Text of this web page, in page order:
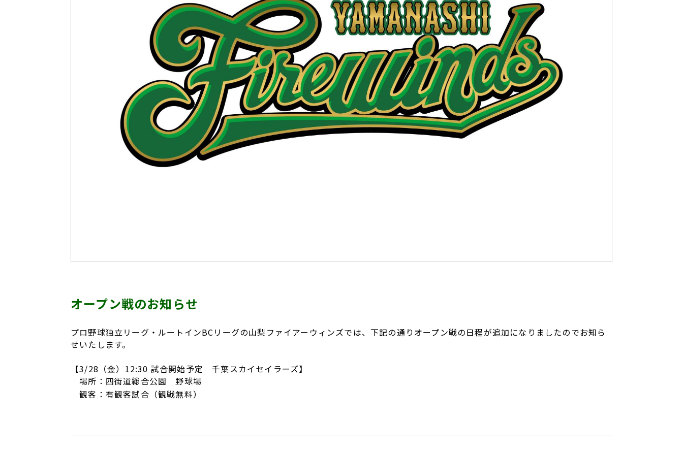
オープン戦のお知らせ
プロ野球独立リーグ・ルートインBCリーグの山梨ファイアーウィンズでは、下記の通りオープン戦の日程が追加になりましたのでお知ら
せいたします。
【3/28（金）12:30 試合開始予定 千葉スカイセイラーズ】
場所：四街道総合公園 野球場
観客：有観客試合（観戦無料）